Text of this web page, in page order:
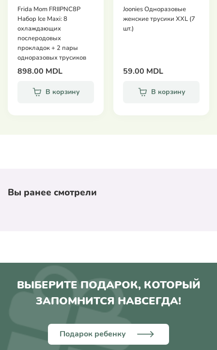
малышей и всей семьи! Ультратонкие
подгузники, пеленки, одноразовые полотенца,
сухие и влажные салфетки, вкладыши для
груди и средства женской гигиены
(прокладки и трусики). Созданы с особой
заботой о вас и вашем малыше!
Frida Mom FRIIPNC8P
Набор Ice Maxi: 8
охлаждающих
послеродовых
прокладок + 2 пары
одноразовых трусиков
898.00 MDL
В корзину
Joonies Одноразовые
женские трусики XXL (7
шт.)
59.00 MDL
В корзину
Вы ранее смотрели
ВЫБЕРИТЕ ПОДАРОК, КОТОРЫЙ
ЗАПОМНИТСЯ НАВСЕГДА!
Подарок ребенку